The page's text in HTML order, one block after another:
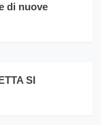
di nuove
SI